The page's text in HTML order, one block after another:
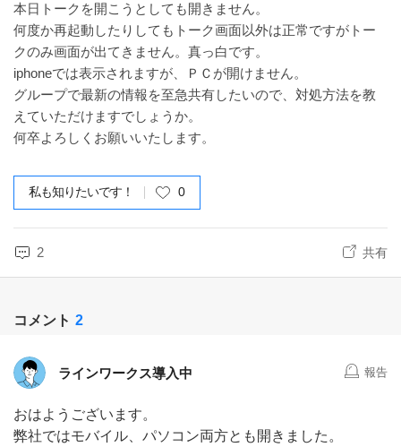
本日トークを開こうとしても開きません。
何度か再起動したりしてもトーク画面以外は正常ですがトー
クのみ画面が出てきません。真っ白です。
iphoneでは表示されますが、ＰＣが開けません。
グループで最新の情報を至急共有したいので、対処方法を教
えていただけますでしょうか。
何卒よろしくお願いいたします。
私も知りたいです！ 0
2 共有
コメント 2
ラインワークス導入中 報告
おはようございます。
弊社ではモバイル、パソコン両方とも開きました。